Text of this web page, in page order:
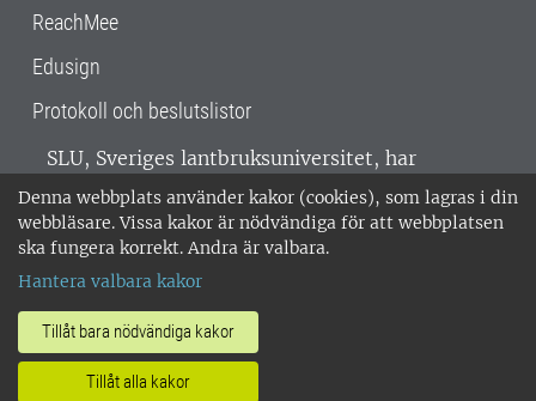
Denna webbplats använder kakor (cookies), som lagras i din
webbläsare. Vissa kakor är nödvändiga för att webbplatsen
ska fungera korrekt. Andra är valbara.
Hantera valbara kakor
Tillåt bara nödvändiga kakor
Tillåt alla kakor
ReachMee
Edusign
Protokoll och beslutslistor
SLU, Sveriges lantbruksuniversitet, har
verksamhet över hela Sverige. Huvudorter är
Alnarp, Uppsala och Umeå.SLU är
miljöcertifierat enligt ISO 14001. •
018-67 10 00 • Org nr: 202100-2817 •
Om SLU:s webbplatser
•Hantera kakor•Behandling av
personuppgifter